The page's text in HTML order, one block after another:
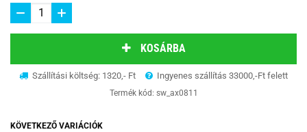
KOSÁRBA
Szállítási költség: 1320,- Ft Ingyenes szállítás 33000,-Ft felett
Termék kód: sw_ax0811
KÖVETKEZŐ VARIÁCIÓK